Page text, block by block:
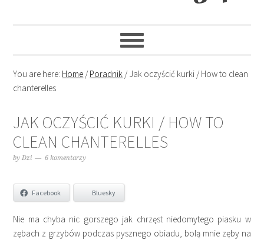
You are here: Home /Poradnik /Jak oczyścić kurki / How to clean
chanterelles
JAK OCZYŚCIĆ KURKI / HOW TO
CLEAN CHANTERELLES
byDzi 6 komentarzy
Facebook Bluesky
Nie ma chyba nic gorszego jak chrzęst niedomytego piasku w
zębach z grzybów podczas pysznego obiadu, bolą mnie zęby na